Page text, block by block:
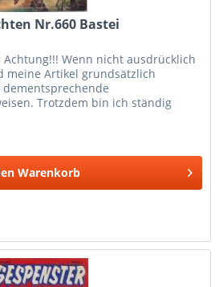
Nr.660 Bastei
Wenn nicht ausdrücklich
meine Artikel grundsätzlich
Trotzdem bin ich ständig
Warenkorb